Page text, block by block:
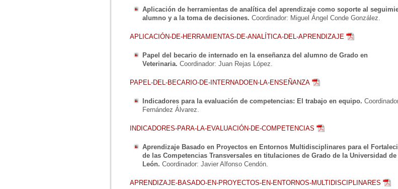
Aplicación de herramientas de analítica del aprendizaje como soporte al
alumno y a la toma de decisiones. Coordinador: Miguel Ángel Conde González.
APLICACIÓN-DE-HERRAMIENTAS-DE-ANALÍTICA-DEL-APRENDIZAJE
Papel del becario de internado en la enseñanza del alumno de Grado en
Veterinaria. Coordinador: Juan Rejas López.
PAPEL-DEL-BECARIO-DE-INTERNADOEN-LA-ENSEÑANZA
Indicadores para la evaluación de competencias: El trabajo en equipo.
Fernández Álvarez.
INDICADORES-PARA-LA-EVALUACIÓN-DE-COMPETENCIAS
Aprendizaje Basado en Proyectos en Entornos Multidisciplinares para el
de las Competencias Transversales en titulaciones de Grado de la Universidad de
León. Coordinador: Javier Alfonso Cendón.
APRENDIZAJE-BASADO-EN-PROYECTOS-EN-ENTORNOS-MULTIDISCIPLINARES